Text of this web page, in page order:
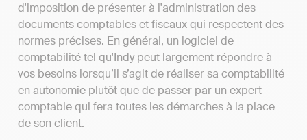
d'imposition de présenter à l'administration des
documents comptables et fiscaux qui respectent des
normes précises. En général, un logiciel de
comptabilité tel qu'Indy peut largement répondre à
vos besoins lorsqu’il s’agit de réaliser sa comptabilité
en autonomie plutôt que de passer par un expert-
comptable qui fera toutes les démarches à la place
de son client.